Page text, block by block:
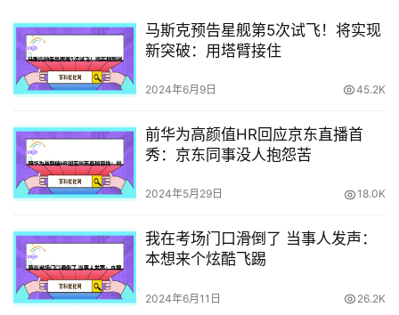
马斯克预告星舰第5次试飞！将实现
新突破：用塔臂接住
2024年6月9日 45.2K
前华为高颜值HR回应京东直播首
秀：京东同事没人抱怨苦
2024年5月29日 18.0K
我在考场门口滑倒了 当事人发声：
本想来个炫酷飞踢
2024年6月11日 26.2K